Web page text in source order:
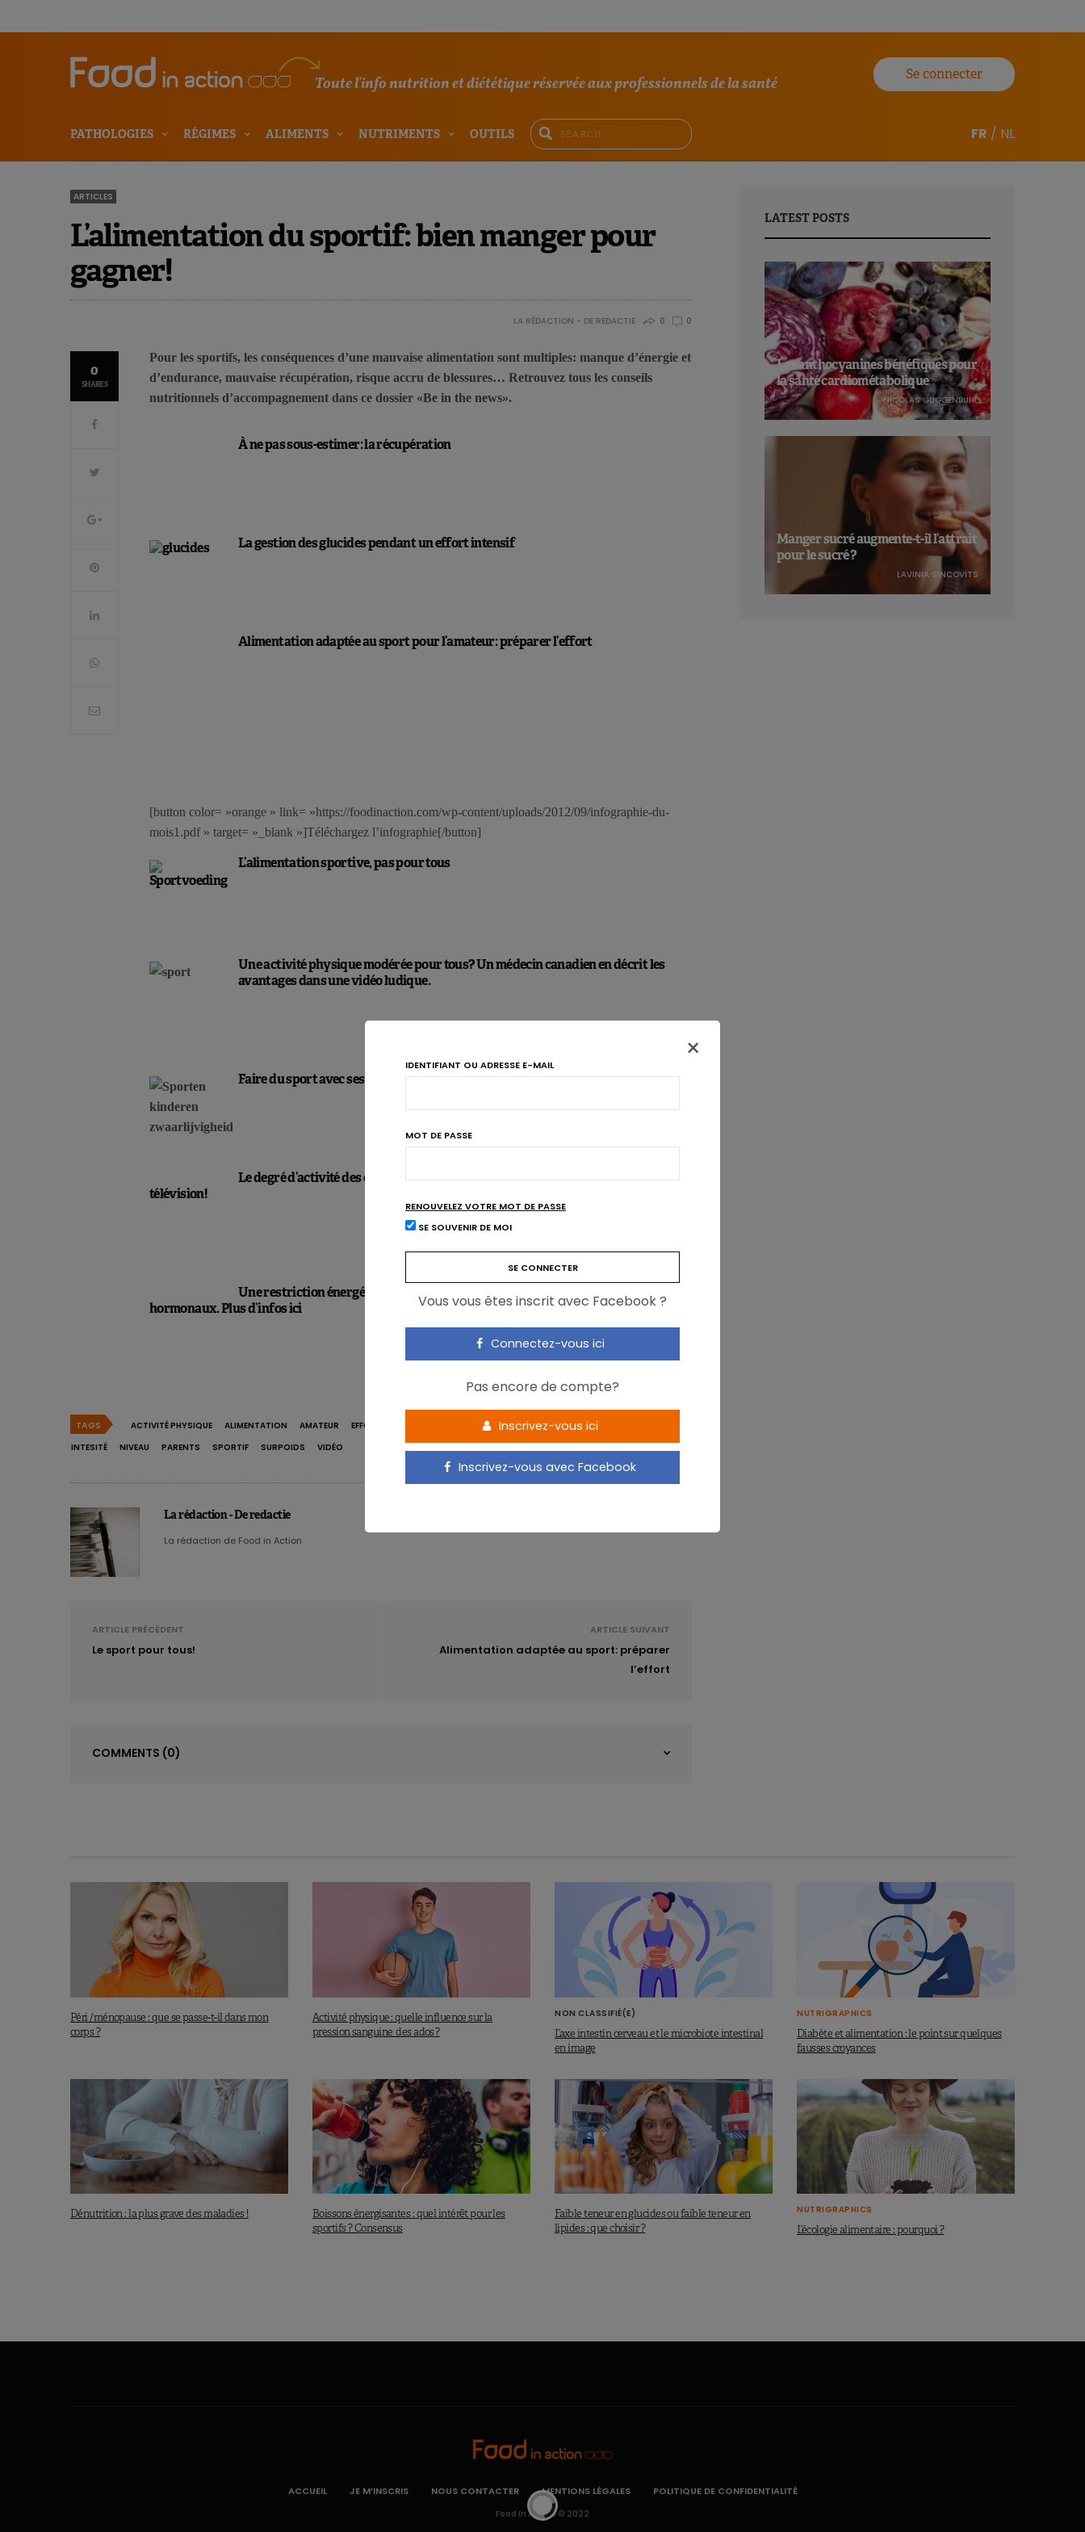
Toute l'info nutrition et diététique réservée aux professionnels de la santé
Se connecter
PATHOLOGIES RÉGIMES ALIMENTS NUTRIMENTS OUTILS FR / NL
ARTICLES
L’alimentation du sportif: bien manger pour
gagner!
LA RÉDACTION - DE REDACTIE 0 0
0
SHARES
Pour les sportifs, les conséquences d’une mauvaise alimentation sont multiples: manque d’énergie et
d’endurance, mauvaise récupération, risque accru de blessures… Retrouvez tous les conseils
nutritionnels d’accompagnement dans ce dossier «Be in the news».
À ne pas sous-estimer:la récupération
La gestion des glucides pendantun effort intensif
Alimentation adaptée au sport pour l’amateur:préparer l’effort
[button color= »orange » link= »https://foodinaction.com/wp-content/uploads/2012/09/infographie-du-
mois1.pdf » target= »_blank »]Téléchargez l’infographie[/button]
L’alimentation sportive,pas pour tous
Une activité physique modérée pour tous? Un médecin canadien en décrit les
avantages dansune vidéo ludique.
Faire du sport avec ses enfants, pour lutter contre le surpoids
Le degré d’activité des enfants est déterminée par les parents, etnon par la
télévision!
Une restriction énergétique chez le sportif peut entraîner des risques
hormonaux. Plus d’infosici
TAGS ACTIVITÉ PHYSIQUE ALIMENTATION AMATEUR EFFORT GLUCIDES HORMONES
INTESITÉ
NIVEAU PARENTS SPORTIF SURPOIDS VIDÉO
La rédaction - De redactie
La rédaction de Food in Action
ARTICLE PRÉCÉDENT
Le sport pour tous!
ARTICLE SUIVANT
Alimentation adaptée au sport: préparer
l’effort
COMMENTS (0)
LATEST POSTS
Les anthocyanines bénéfiques pour
la santé cardiométabolique
NICOLAS GUGGENBÜHL
Manger sucré augmente-t-il l’attrait
pour le sucré ?
LAVINIA SINCOVITS
Péri /ménopause : que se passe-t-il dans mon
corps ?
Activité physique : quelle influence sur la
pression sanguine des ados ?
NON CLASSIFIÉ(E)
L’axe intestin cerveau et le microbiote intestinal
en image
NUTRIGRAPHICS
Diabète et alimentation : le point sur quelques
fausses croyances
Dénutrition : la plus grave des maladies !
Boissons énergisantes : quel intérêt pour les
sportifs ? Consensus
Faible teneur en glucides ou faible teneur en
lipides : que choisir ?
NUTRIGRAPHICS
L’écologie alimentaire : pourquoi ?
×
IDENTIFIANT OU ADRESSE E-MAIL
MOT DE PASSE
RENOUVELEZ VOTRE MOT DE PASSE
SE SOUVENIR DE MOI
Vous vous êtes inscrit avec Facebook ?
Connectez-vous ici
Pas encore de compte?
Inscrivez-vous ici
Inscrivez-vous avec Facebook
ACCUEIL JE M’INSCRIS NOUS CONTACTER MENTIONS LÉGALES POLITIQUE DE CONFIDENTIALITÉ
Food In Action © 2022